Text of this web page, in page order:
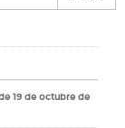
19 de octubre de